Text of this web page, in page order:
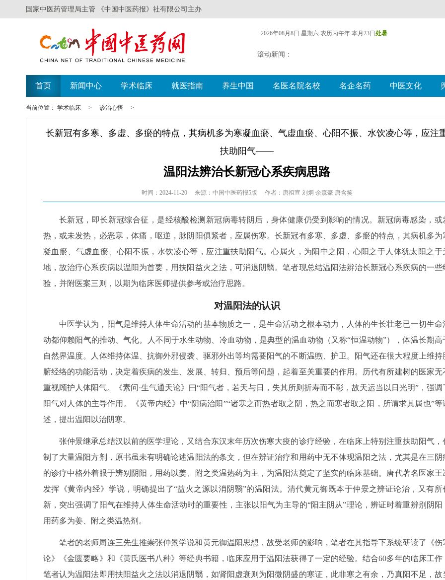
国家中医药管理局主管 《中国中医药报》社有限公司主办
2026年08月8日 星期六 农历丙午年 本月23日 处暑
滚动新闻：
首页 新闻中心 学术临床 就医指南 养生中国 名医名院名校 名企名药 中医文化
当前位置： 学术临床 > 诊治心悟 >
长新冠有多寒、多虚、多瘀的特点，其病机多为寒凝血瘀、气虚血瘀、心阳不振、水饮凌心等，应注
扶助阳气——
温阳法辨治长新冠心系疾病思路
时间：2024-11-20 来源：中国中医药报5版 作者：唐祖宣 刘炯 余森豪 唐含笑
长新冠，即长新冠综合征，是经核酸检测新冠病毒转阴后，身体健康仍受到影响的情况。新冠病毒感染，或
热，或未发热，必恶寒，体痛，呕逆，脉阴阳俱紧者，应属伤寒。长新冠有多寒、多虚、多瘀的特点，其病机多为
凝血瘀、气虚血瘀、心阳不振，水饮凌心等，应注重扶助阳气。心属火，为阳中之阳，心阳之于人体犹太阳之于
地，故治疗心系疾病以温阳为首要，用扶阳益火之法，可消退阴翳。笔者现总结温阳法辨治长新冠心系疾病的一些
验，并附医案三则，以期为临床医师提供参考或治疗思路。
对温阳法的认识
中医学认为，阳气是维持人体生命活动的基本物质之一，是生命活动之根本动力，人体的生长壮老已一切生命
动都仰赖阳气的推动、气化。人不同于水生动物、冷血动物，是典型的温血动物（又称“恒温动物”），体温长期高
自然界温度。人体维持体温、抗御外邪侵袭、驱邪外出等均需要阳气的不断温煦、护卫。阳气还在很大程度上维持
腑经络的功能活动，决定着疾病的发生、发展、转归、预后等问题，起着至关重要的作用。历代有所建树的医家无
重视顾护人体阳气。《素问·生气通天论》曰“阳气者，若天与日，失其所则折寿而不彰，故天运当以日光明”，强调
阳气对人体的主导作用。《黄帝内经》中“阴病治阳”“诸寒之而热者取之阴，热之而寒者取之阳，所谓求其属也”等
述，提出温阳以治阴寒。
张仲景继承总结汉以前的医学理论，又结合东汉末年历次伤寒大疫的诊疗经验，在临床上特别注重扶助阳气，
制了大量温阳方剂，原书虽未有明确论述温阳法的条文，但在辨证治疗和用药中无不体现温阳之法，尤其是在三阴
的诊疗中格外着眼于辨别阴阳，用药以姜、附之类温热药为主，为温阳法奠定了坚实的临床基础。唐代著名医家王
发挥《黄帝内经》学说，明确提出了“益火之源以消阴翳”的温阳法。清代黄元御既本于仲景之辨证论治，又有所
新，突出强调了阳气在维持人体生命活动时的重要性，主张以阳气为主导的“阳主阴从”理论，辨证时着重辨别阴阳
用药多为姜、附之类温热剂。
笔者的老师周连三先生推崇张仲景学说和黄元御温阳思想，故受老师的影响，笔者在其指导下系统研读了《伤
论》《金匮要略》和《黄氏医书八种》等经典书籍，临床应用于温阳法获得了一定的经验。结合60多年的临床工作
笔者认为温阳法即用扶阳益火之法以消退阴翳，如肾阳虚衰则为阳微阴盛的寒证，此非寒之有余，乃真阳不足，故